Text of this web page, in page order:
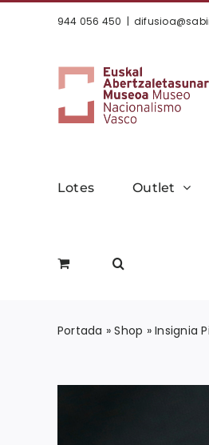
944 056 450 |
Lotes Outlet
Portada »Shop »Insignia